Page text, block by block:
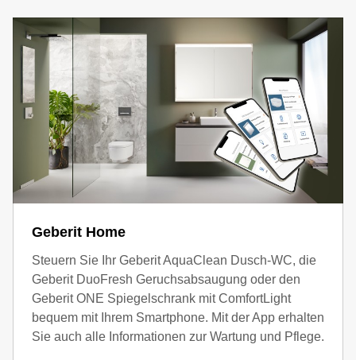
Geberit Home
Steuern Sie Ihr Geberit AquaClean Dusch-WC, die
Geberit DuoFresh Geruchsabsaugung oder den
Geberit ONE Spiegelschrank mit ComfortLight
bequem mit Ihrem Smartphone. Mit der App erhalten
Sie auch alle Informationen zur Wartung und Pflege.